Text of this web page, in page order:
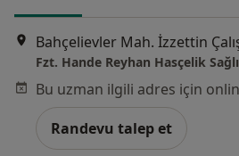
Fzt. Hande Reyhan Hasçelik
Randevu talep et